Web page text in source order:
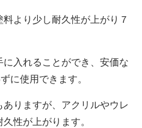
より少し耐久性が上がり７
入れることができ、安価な
に使用できます。
りますが、アクリルやウレ
性が上がります。